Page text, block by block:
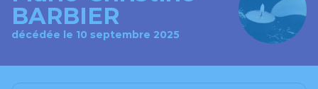
BARBIER
décédée le 10 septembre 2025